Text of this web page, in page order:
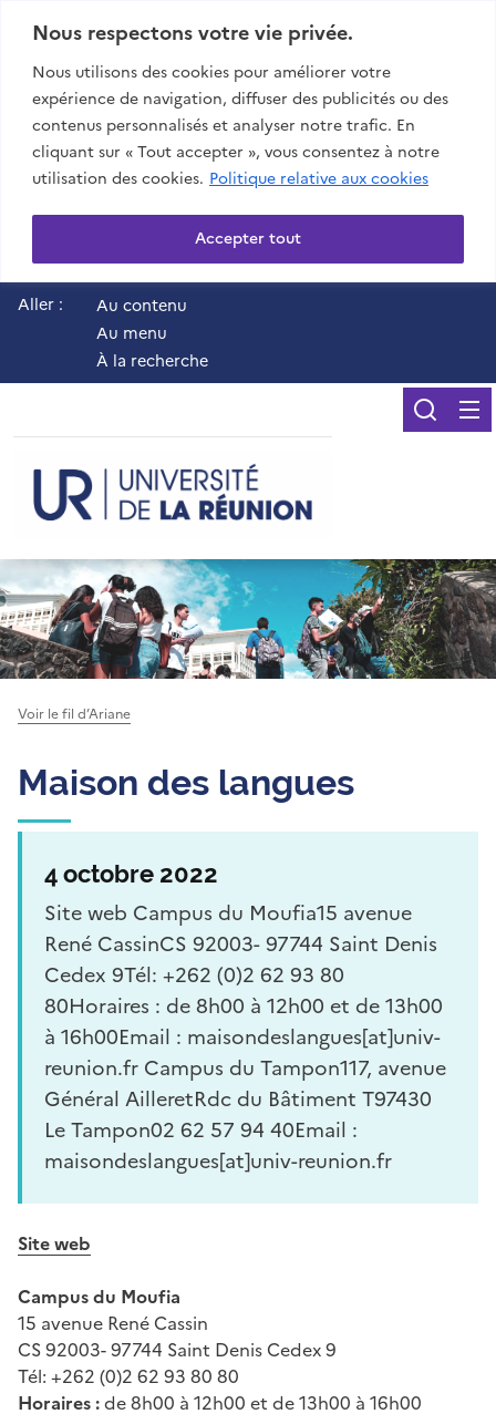
Nous respectons votre vie privée.
Nous utilisons des cookies pour améliorer votre
expérience de navigation, diffuser des publicités ou des
contenus personnalisés et analyser notre trafic. En
cliquant sur « Tout accepter », vous consentez à notre
utilisation des cookies. Politique relative aux cookies
Accepter tout
Aller :
Au contenu
Au menu
À la recherche
Voir le fil d’Ariane
Maison des langues
4 octobre 2022
Site web Campus du Moufia15 avenue
René CassinCS 92003- 97744 Saint Denis
Cedex 9Tél: +262 (0)2 62 93 80
80Horaires : de 8h00 à 12h00 et de 13h00
à 16h00Email : maisondeslangues[at]univ-
reunion.fr Campus du Tampon117, avenue
Général AilleretRdc du Bâtiment T97430
Le Tampon02 62 57 94 40Email :
maisondeslangues[at]univ-reunion.fr
Site web
Campus du Moufia
15 avenue René Cassin
CS 92003- 97744 Saint Denis Cedex 9
Tél: +262 (0)2 62 93 80 80
Horaires :de 8h00 à 12h00 et de 13h00 à 16h00